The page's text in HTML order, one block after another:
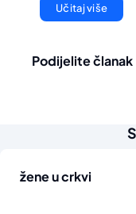
Učitaj više
Podijelite članak
žene u crkvi